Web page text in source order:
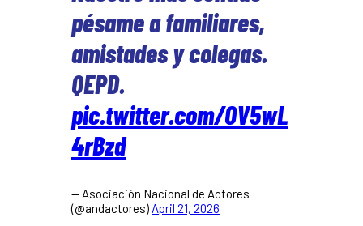
pésame a familiares,
amistades y colegas.
QEPD.
pic.twitter.com/OV5wL
4rBzd
— Asociación Nacional de Actores
(@andactores) April 21, 2026